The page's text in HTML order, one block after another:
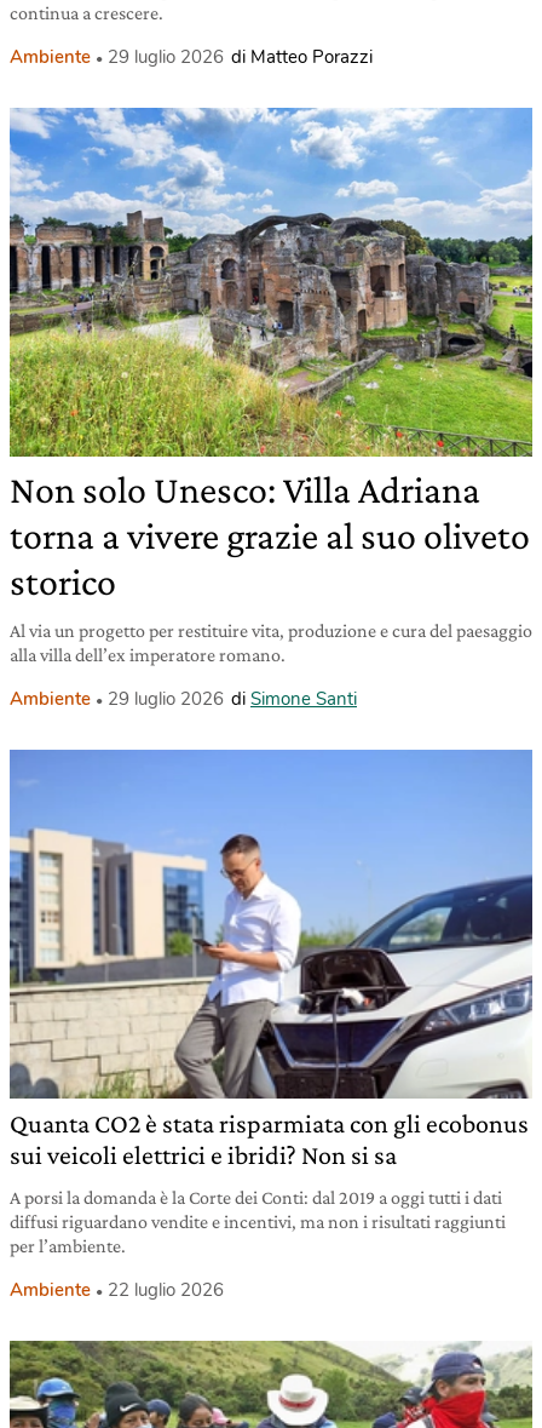
continua a crescere.
Ambiente 29 luglio 2026 di Matteo Porazzi
Non solo Unesco: Villa Adriana
torna a vivere grazie al suo oliveto
storico
Al via un progetto per restituire vita, produzione e cura del paesaggio
alla villa dell’ex imperatore romano.
Ambiente 29 luglio 2026 di Simone Santi
Quanta CO2 è stata risparmiata con gli ecobonus
sui veicoli elettrici e ibridi? Non si sa
A porsi la domanda è la Corte dei Conti: dal 2019 a oggi tutti i dati
diffusi riguardano vendite e incentivi, ma non i risultati raggiunti
per l’ambiente.
Ambiente 22 luglio 2026